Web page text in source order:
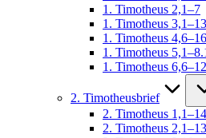
1. Timotheus 2,1–7
1. Timotheus
1. Timotheus 4,6–16
1. Timotheus
1. Timotheus
2. Timotheusbrief
2. Timotheus 1,1–14
2. Timotheus 2,1–13